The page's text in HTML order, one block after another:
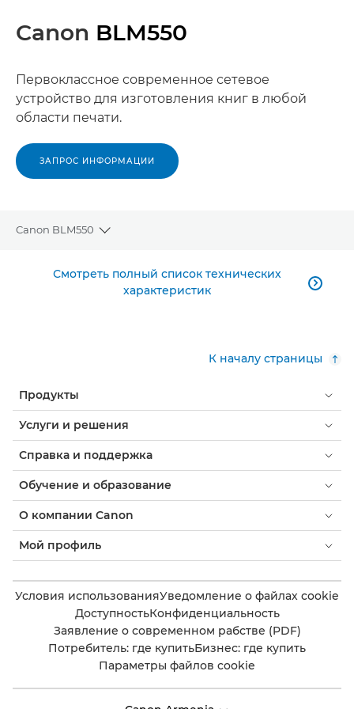
Canon BLM550
Первоклассное современное сетевое
устройство для изготовления книг в любой
области печати.
ЗАПРОС ИНФОРМАЦИИ
Canon BLM550
Toggle breadcrumbs
Общая информация
Смотреть полный список технических
характеристик

К началу страницы
Продукты
Услуги и решения
Справка и поддержка
Обучение и образование
О компании Canon
Мой профиль
Условия использованияУведомление о файлах cookie
ДоступностьКонфиденциальность
Заявление о современном рабстве (PDF)
Потребитель: где купитьБизнес: где купить
Параметры файлов cookie